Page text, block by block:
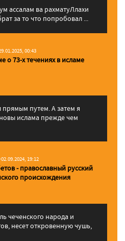
за то что попробовал ...
00:43
о 73-х течениях в исламе
путем. А затем я
ислама прежде чем
02.09.2024, 19:12
- православный русский
происхождения
чеченского народа и
несет откровенную чушь,